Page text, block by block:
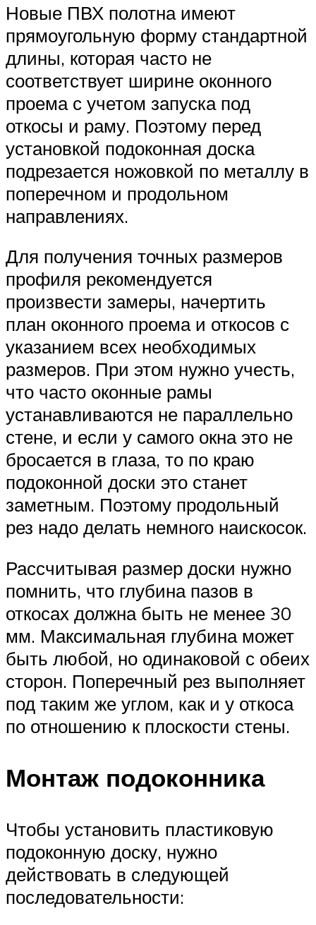
Новые ПВХ полотна имеют
прямоугольную форму стандартной
длины, которая часто не
соответствует ширине оконного
проема с учетом запуска под
откосы и раму. Поэтому перед
установкой подоконная доска
подрезается ножовкой по металлу в
поперечном и продольном
направлениях.
Для получения точных размеров
профиля рекомендуется
произвести замеры, начертить
план оконного проема и откосов с
указанием всех необходимых
размеров. При этом нужно учесть,
что часто оконные рамы
устанавливаются не параллельно
стене, и если у самого окна это не
бросается в глаза, то по краю
подоконной доски это станет
заметным. Поэтому продольный
рез надо делать немного наискосок.
Рассчитывая размер доски нужно
помнить, что глубина пазов в
откосах должна быть не менее 30
мм. Максимальная глубина может
быть любой, но одинаковой с обеих
сторон. Поперечный рез выполняет
под таким же углом, как и у откоса
по отношению к плоскости стены.
Монтаж подоконника
Чтобы установить пластиковую
подоконную доску, нужно
действовать в следующей
последовательности: